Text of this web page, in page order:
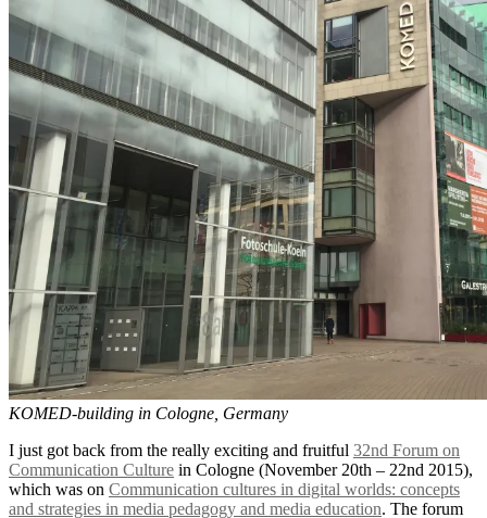
KOMED-building in Cologne, Germany
I just got back from the really exciting and fruitful 32nd Forum on
Communication Culture in Cologne (November 20th – 22nd 2015),
which was on Communication cultures in digital worlds: concepts
and strategies in media pedagogy and media education. The forum